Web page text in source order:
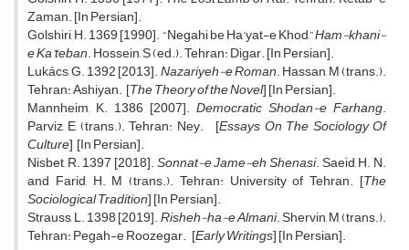
Zaman. [In Persian].
Golshiri, H. 1369 [1990]. “Negahi be Ha’yat-e Khod,”Ham-khani-
e Ka’teban. Hossein, S (ed.). Tehran: Digar. [In Persian].
Lukács, G. 1392 [2013].Nazariyeh-e Roman. Hassan, M (trans.).
Tehran: Ashiyan. [The Theory of the Novel] [In Persian].
Mannheim, K. 1386 [2007]. Democratic Shodan-e Farhang.
Parviz, E (trans.). Tehran: Ney. [Essays On The Sociology Of
Culture] [In Persian].
Nisbet, R. 1397 [2018].Sonnat-e Jame-eh Shenasi. Saeid, H. N.
and Farid, H. M (trans.). Tehran: University of Tehran. [The
Sociological Tradition] [In Persian].
Strauss, L. 1398 [2019].Risheh-ha-e Almani. Shervin, M (trans.).
Tehran: Pegah-e Roozegar. [Early Writings] [In Persian].